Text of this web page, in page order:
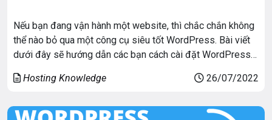
Nếu bạn đang vận hành một website, thì chắc chắn không
thể nào bỏ qua một công cụ siêu tốt WordPress. Bài viết
dưới đây sẽ hướng dẫn các bạn cách cài đặt WordPress
AppServ và trên hosting DirectAdmin, cPanel cũng như
Hosting Knowledge 26/07/2022